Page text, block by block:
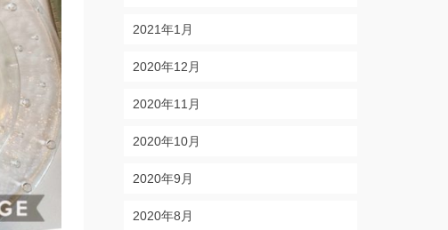
2021年1月
2020年12月
2020年11月
2020年10月
2020年9月
2020年8月